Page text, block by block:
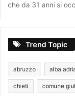
che da 31 anni si
Trend Topic
abruzzo alba
chieti comune